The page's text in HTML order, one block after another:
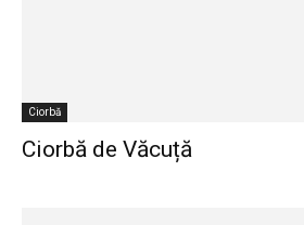
Ciorbă
Ciorbă de Văcuță